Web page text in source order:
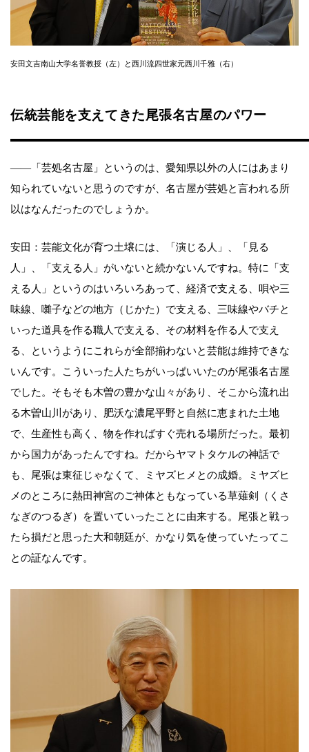
安田文吉南山大学名誉教授（左）と西川流四世家元西川千雅（右）
伝統芸能を支えてきた尾張名古屋のパワー
——「芸処名古屋」というのは、愛知県以外の人にはあまり
知られていないと思うのですが、名古屋が芸処と言われる所
以はなんだったのでしょうか。
安田：芸能文化が育つ土壌には、「演じる人」、「見る
人」、「支える人」がいないと続かないんですね。特に「支
える人」というのはいろいろあって、経済で支える、唄や三
味線、囃子などの地方（じかた）で支える、三味線やバチと
いった道具を作る職人で支える、その材料を作る人で支え
る、というようにこれらが全部揃わないと芸能は維持できな
いんです。こういった人たちがいっぱいいたのが尾張名古屋
でした。そもそも木曽の豊かな山々があり、そこから流れ出
る木曽山川があり、肥沃な濃尾平野と自然に恵まれた土地
で、生産性も高く、物を作ればすぐ売れる場所だった。最初
から国力があったんですね。だからヤマトタケルの神話で
も、尾張は東征じゃなくて、ミヤズヒメとの成婚。ミヤズヒ
メのところに熱田神宮のご神体ともなっている草薙剣（くさ
なぎのつるぎ）を置いていったことに由来する。尾張と戦っ
たら損だと思った大和朝廷が、かなり気を使っていたってこ
との証なんです。